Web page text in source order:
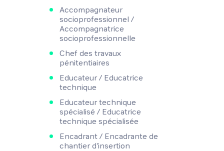
Accompagnateur
socioprofessionnel /
Accompagnatrice
socioprofessionnelle
Chef des travaux
pénitentiaires
Educateur / Educatrice
technique
Educateur technique
spécialisé / Educatrice
technique spécialisée
Encadrant / Encadrante de
chantier d'insertion